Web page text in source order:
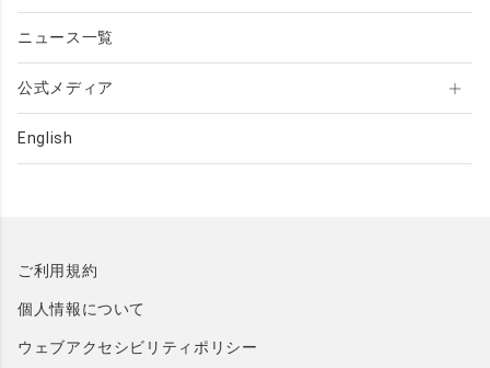
1．サービス概要
「Smart Data Fusion（スマートデータフュー
ジョン）」は、インフラ設備の管理・運用情報お
よび、3D 情報・リアルタイム情報を収集・統合
し、設備延命化、設備稼働率の向上、設備管理・
サイロ化※1された設備に関するデータを簡単に
統合・蓄積し、部門間、システム間を跨いだデー
タ分析・AIを活用した新しい設備管理・運用業務
等のデータ、ドローン、ロボットはじめ各種セン
ニュース一覧
公式メディア
English
ご利用規約
個人情報について
ウェブアクセシビリティポリシー